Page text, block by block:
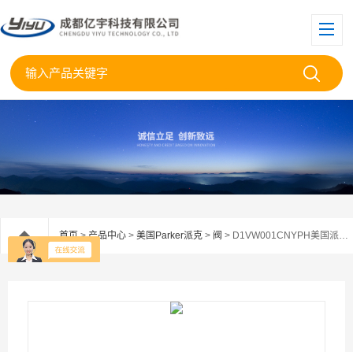
首页>产品中心 > 美国Parker派克 > 阀 > D1VW001CNYPH美国派克PARKER电磁阀D1VW001CNYP现货供应